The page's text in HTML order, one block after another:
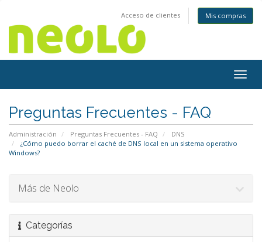
Acceso de clientes Mis compras
Preguntas Frecuentes - FAQ
Administración Preguntas Frecuentes - FAQ
DNS
¿Cómo puedo borrar el caché de DNS local en un sistema operativo
Windows?
Más de Neolo
Categorías